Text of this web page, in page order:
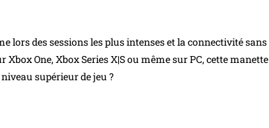
lors des sessions les plus intenses et la connectivité sans
One, Xbox Series X|S ou même sur PC, cette manette
supérieur de jeu ?